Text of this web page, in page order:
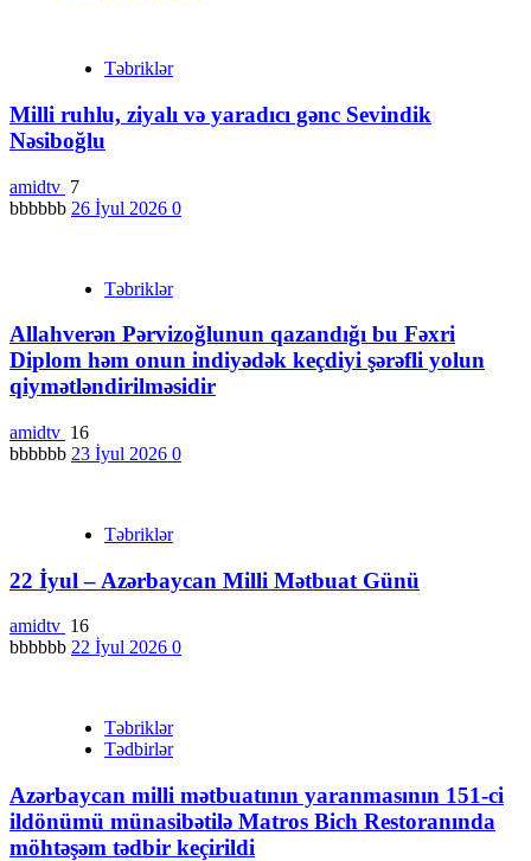
Təbriklər
Milli ruhlu, ziyalı və yaradıcı gənc Sevindik
Nəsiboğlu
amidtv 7
bbbbbb 26 İyul 2026 0
Təbriklər
Allahverən Pərvizoğlunun qazandığı bu Fəxri
Diplom həm onun indiyədək keçdiyi şərəfli yolun
qiymətləndirilməsidir
amidtv 16
bbbbbb 23 İyul 2026 0
Təbriklər
22 İyul – Azərbaycan Milli Mətbuat Günü
amidtv 16
bbbbbb 22 İyul 2026 0
Təbriklər
Tədbirlər
Azərbaycan milli mətbuatının yaranmasının 151-ci
ildönümü münasibətilə Matros Bich Restoranında
möhtəşəm tədbir keçirildi